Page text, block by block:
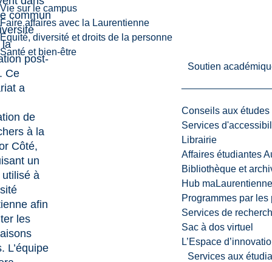
Vie sur le campus
Faire affaires avec la Laurentienne
Équité, diversité et droits de la personne
Santé et bien-être
Soutien
Conseils aux études
Services
Librairie
Affaires étudiantes
Bibliothèque et
Hub maLaurentienne
Programmes par les
Services de
Sac à dos virtuel
L’Espace
Services aux
commun
la
post-
Ce
a
de
à la
Côté,
un
à
afin
les
L’équipe